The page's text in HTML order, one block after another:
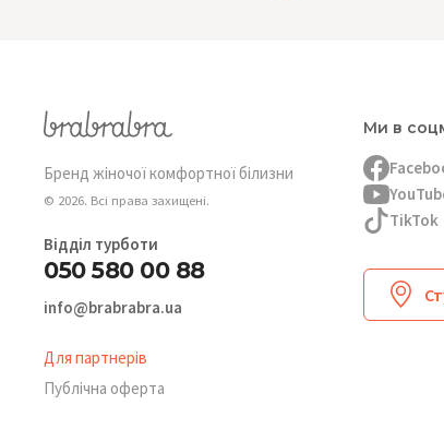
Бренд жіночої комфортної білизни
© 2026. Всі права захищені.
Відділ турботи
050 580 00 88
info@brabrabra.ua
Для партнерів
Публічна оферта
Ми в
TikTok